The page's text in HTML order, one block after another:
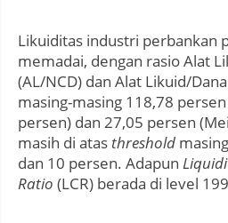
Likuiditas industri perbankan
memadai, dengan rasio Alat
(AL/NCD) dan Alat Likuid/
masing-masing 118,78
persen) dan 27,05 persen
masih di atas threshold
dan 10 persen. Adapun
Ratio (LCR) berada di level